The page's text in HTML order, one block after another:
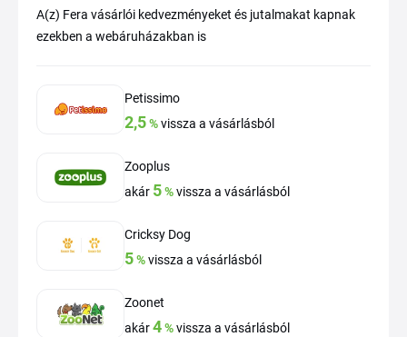
A(z) Fera vásárlói kedvezményeket és jutalmakat kapnak
ezekben a webáruházakban is
Petissimo
2,5%vissza a vásárlásból
Zooplus
akár 5%vissza a vásárlásból
Cricksy Dog
5%vissza a vásárlásból
Zoonet
akár4%vissza a vásárlásból